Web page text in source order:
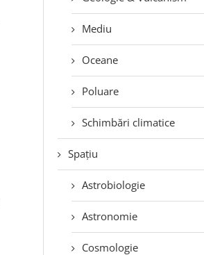
Mediu
Oceane
Poluare
Schimbări climatice
Spațiu
Astrobiologie
Astronomie
Cosmologie